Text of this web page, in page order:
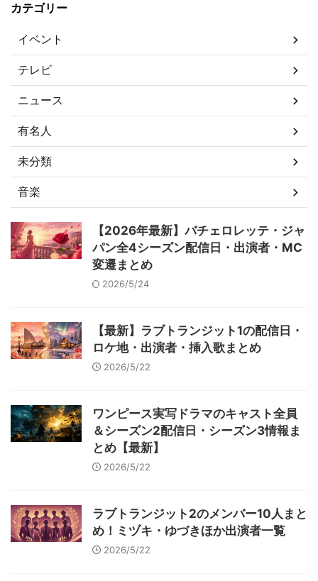
カテゴリー
イベント
テレビ
ニュース
有名人
未分類
音楽
【2026年最新】バチェロレッテ・ジャ
パン全4シーズン配信日・出演者・MC
変遷まとめ
2026/5/24
【最新】ラブトランジット1の配信日・
ロケ地・出演者・挿入歌まとめ
2026/5/22
ワンピース実写ドラマのキャスト全員
＆シーズン2配信日・シーズン3情報ま
とめ【最新】
2026/5/22
ラブトランジット2のメンバー10人まと
め！ミヅキ・ゆづきほか出演者一覧
2026/5/22